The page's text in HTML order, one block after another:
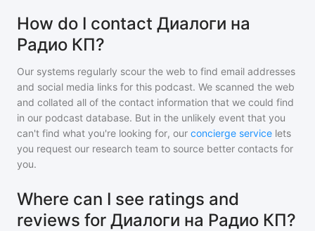
How do I contact Диалоги на
Радио КП?
Our systems regularly scour the web to find email addresses
and social media links for this podcast. We scanned the web
and collated all of the contact information that we could find
in our podcast database. But in the unlikely event that you
can't find what you're looking for, our concierge service lets
you request our research team to source better contacts for
you.
Where can I see ratings and
reviews for Диалоги на Радио КП?